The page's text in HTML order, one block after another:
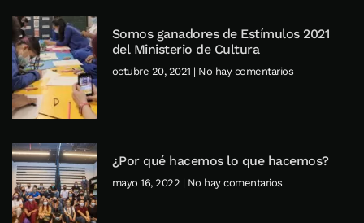
Somos ganadores de Estímulos 2021
del Ministerio de Cultura
octubre 20, 2021 No hay comentarios
¿Por qué hacemos lo que hacemos?
mayo 16, 2022 No hay comentarios